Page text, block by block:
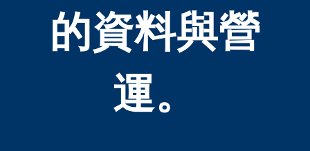
的資料與營
運。